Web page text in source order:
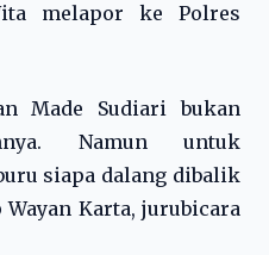
melapor ke Polres
Made Sudiari bukan
Namun untuk
siapa dalang dibalik
Karta, jurubicara